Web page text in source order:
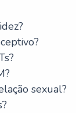
sexual?